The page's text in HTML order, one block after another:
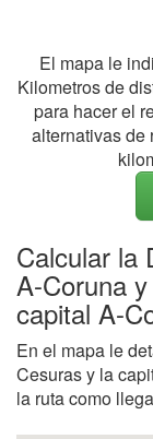
El mapa le
Kilometros de
para hacer el
alternativas de
Calcular la
A-Coruna
capital A-
En el mapa le
Cesuras y la
la ruta como